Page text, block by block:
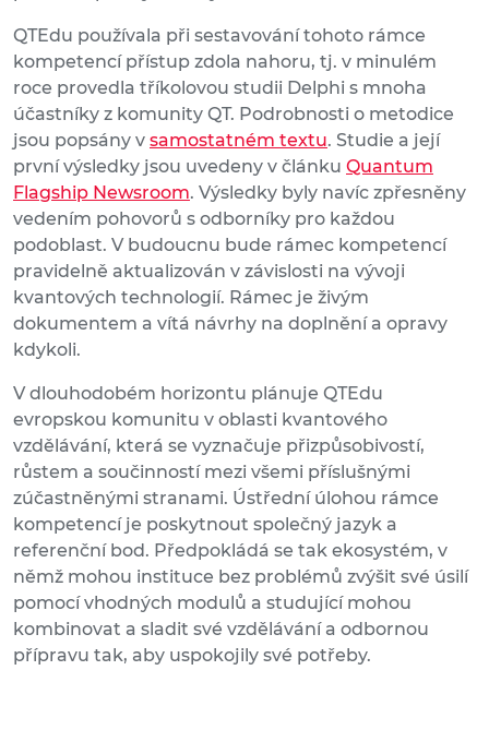
QTEdu používala při sestavování tohoto rámce
kompetencí přístup zdola nahoru, tj. v minulém
roce provedla tříkolovou studii Delphi s mnoha
účastníky z komunity QT. Podrobnosti o metodice
jsou popsány v samostatném textu. Studie a její
první výsledky jsou uvedeny v článku Quantum
Flagship Newsroom. Výsledky byly navíc zpřesněny
vedením pohovorů s odborníky pro každou
podoblast. V budoucnu bude rámec kompetencí
pravidelně aktualizován v závislosti na vývoji
kvantových technologií. Rámec je živým
dokumentem a vítá návrhy na doplnění a opravy
kdykoli.
V dlouhodobém horizontu plánuje QTEdu
evropskou komunitu v oblasti kvantového
vzdělávání, která se vyznačuje přizpůsobivostí,
růstem a součinností mezi všemi příslušnými
zúčastněnými stranami. Ústřední úlohou rámce
kompetencí je poskytnout společný jazyk a
referenční bod. Předpokládá se tak ekosystém, v
němž mohou instituce bez problémů zvýšit své úsilí
pomocí vhodných modulů a studující mohou
kombinovat a sladit své vzdělávání a odbornou
přípravu tak, aby uspokojily své potřeby.